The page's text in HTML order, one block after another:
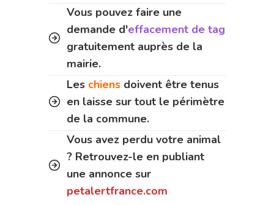
Vous pouvez faire une
demande d'effacement de tag
gratuitement auprès de la
mairie.
Les chiens doivent être tenus
en laisse sur tout le périmètre
de la commune.
Vous avez perdu votre animal
? Retrouvez-le en publiant
une annonce sur
petalertfrance.com